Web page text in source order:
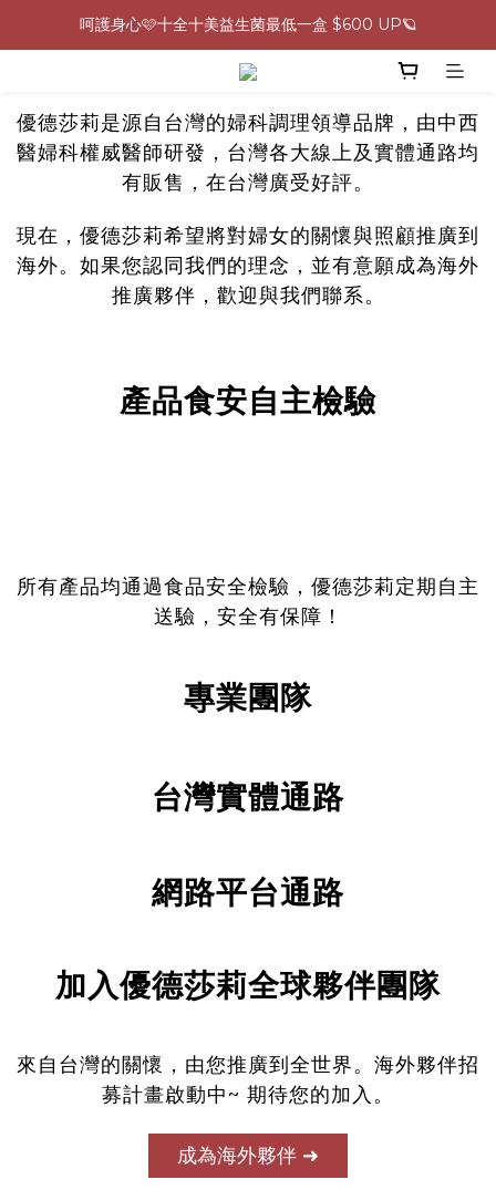
0805-0808指定商品滿$2000結帳88折💖
呵護身心🩷十全十美益生菌最低一盒 $600 UP🪐
生理期救星！暖宮調理組限時優惠✨
0805-0808指定商品滿$2000結帳88折💖
優德莎莉是源自台灣的婦科調理領導品牌，由中西
醫婦科權威醫師研發，台灣各大線上及實體通路均
有販售，在台灣廣受好評。
現在，優德莎莉希望將對婦女的關懷與照顧推廣到
海外。如果您認同我們的理念，並有意願成為海外
推廣夥伴，歡迎與我們聯系。
產品食安自主檢驗
所有產品均通過食品安全檢驗，優德莎莉定期自主
送驗，安全有保障！
專業團隊
台灣實體通路
網路平台通路
加入優德莎莉全球夥伴團隊
來自台灣的關懷，由您推廣到全世界。海外夥伴招
募計畫啟動中~ 期待您的加入。
成為海外夥伴 ➜